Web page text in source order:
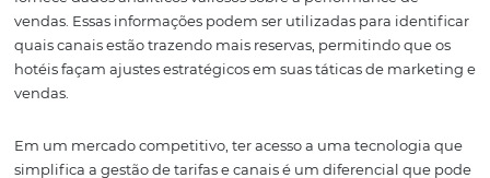
3. A Importância do
Channel Manager
Gestão de Tarifas